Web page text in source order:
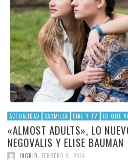
ACTUALIDAD CARMILLA CINE Y TV LO QUE
«ALMOST ADULTS», LO
NEGOVALIS Y ELISE BAUMAN
INGRID FEBRERO 9, 2016